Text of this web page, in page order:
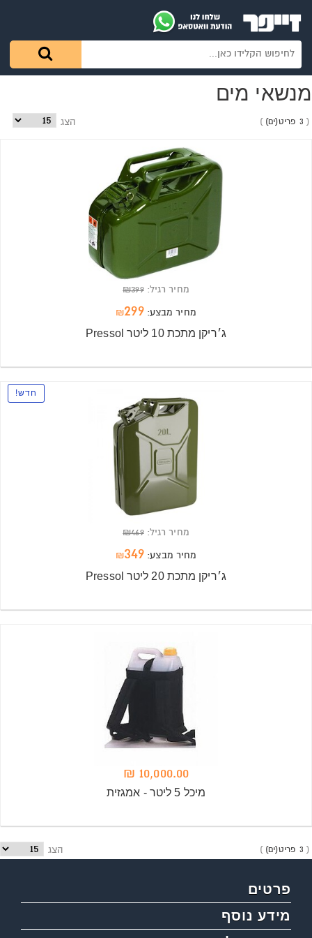
מנשאי מים
3 פריט(ים) הצג
מחיר רגיל: ₪399
מחיר מבצע: ₪299
ג׳ריקן מתכת 10 ליטר Pressol
מחיר רגיל: ₪469
מחיר מבצע: ₪349
ג׳ריקן מתכת 20 ליטר Pressol
חדש
10,000.00 ₪
מיכל 5 ליטר - אמגזית
3 פריט(ים) הצג
פרטים
מידע נוסף